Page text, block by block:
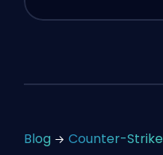
Blog Counter-Strike